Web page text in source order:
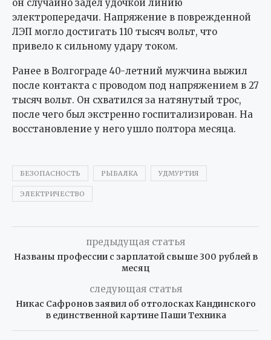
он случайно задел удочкой линию
электропередачи. Напряжение в поврежденной
ЛЭП могло достигать 110 тысяч вольт, что
привело к сильному удару током.
Ранее в Волгограде 40-летний мужчина выжил
после контакта с проводом под напряжением в 27
тысяч вольт. Он схватился за натянутый трос,
после чего был экстренно госпитализирован. На
восстановление у него ушло полтора месяца.
БЕЗОПАСНОСТЬ РЫБАЛКА УДМУРТИЯ
ЭЛЕКТРИЧЕСТВО
предыдущая статья
Названы профессии с зарплатой свыше 300 рублей в
месяц
следующая статья
Никас Сафронов заявил об отголосках Кандинского
в единственной картине Паши Техника